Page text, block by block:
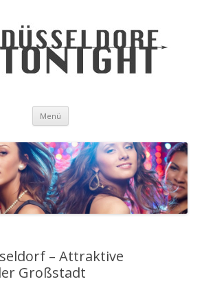
Menü Zum Inhalt springen
– Attraktive
Großstadt